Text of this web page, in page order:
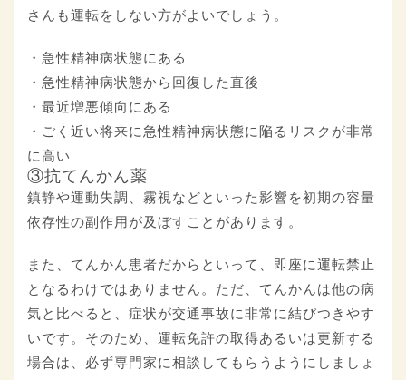
さんも運転をしない方がよいでしょう。
・急性精神病状態にある
・急性精神病状態から回復した直後
・最近増悪傾向にある
・ごく近い将来に急性精神病状態に陥るリスクが非常
に高い
③抗てんかん薬
鎮静や運動失調、霧視などといった影響を初期の容量
依存性の副作用が及ぼすことがあります。
また、てんかん患者だからといって、即座に運転禁止
となるわけではありません。ただ、てんかんは他の病
気と比べると、症状が交通事故に非常に結びつきやす
いです。そのため、運転免許の取得あるいは更新する
場合は、必ず専門家に相談してもらうようにしましょ